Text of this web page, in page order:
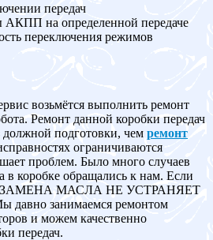
передач
АКПП на определенной передаче
переключения режимов
возьмётся выполнить ремонт
Ремонт данной коробки передач
должной подготовки, чем ремонт
ограничиваются
проблем. Было много случаев
в коробке обращались к нам. Если
то ЗАМЕНА МАСЛА НЕ УСТРАНЯЕТ
занимаемся ремонтом
и можем качественно
передач.